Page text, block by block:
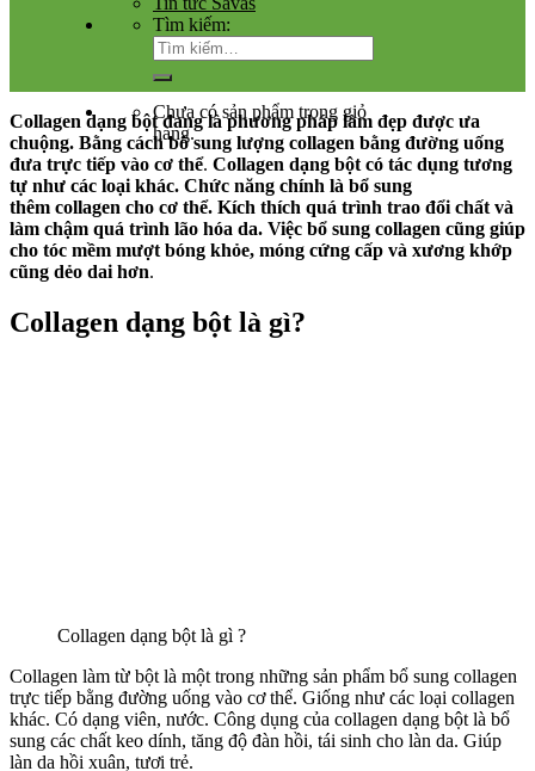
Tìm kiếm:
Chưa có sản phẩm trong giỏ
hàng.
Collagen dạng bột đang là phương pháp làm đẹp được ưa
chuộng. Bằng cách bổ sung lượng collagen bằng đường uống
đưa trực tiếp vào cơ thể. Collagen dạng bột có tác dụng tương
tự như các loại khác. Chức năng chính là bổ sung
thêm collagen cho cơ thể. Kích thích quá trình trao đổi chất và
làm chậm quá trình lão hóa da. Việc bổ sung collagen cũng giúp
cho tóc mềm mượt bóng khỏe, móng cứng cấp và xương khớp
cũng dẻo dai hơn.
Collagen dạng bột là gì?
Collagen dạng bột là gì ?
Collagen làm từ bột là một trong những sản phẩm bổ sung collagen
trực tiếp bằng đường uống vào cơ thể. Giống như các loại collagen
khác. Có dạng viên, nước. Công dụng của collagen dạng bột là bổ
sung các chất keo dính, tăng độ đàn hồi, tái sinh cho làn da. Giúp
làn da hồi xuân, tươi trẻ.